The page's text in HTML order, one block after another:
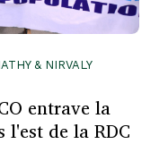
& NIRVALY
entrave la
de la RDC